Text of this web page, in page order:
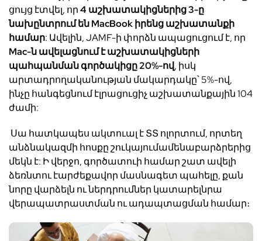
ցույց էտվել, որ4 աշխատակիցներից3-ը
նախընտրում ենMacBookիրենցաշխատանքի
համար: Ավելին, JAMF-ի փորձն ապացուցումէ, որ
Mac-նավելացնումէաշխատակիցների
պահպանման գործակիցը20%-ով, իսկ
արտադրողականության մակարդակը՝5%-ով,
ինչը հանգեցնումէլրացուցիչաշխատանքային104
ժամի:
Սա հատկապես ակտուալ էՏՏ ոլորտում, որտեղ
անձնակազմի հոսքըշուկայումամենաբարձրերից
մեկն է: Իվերջո, գործատուի համարշատ ավելի
ձեռնտուէարժեքավոր մասնագետ պահելը, քան
նորը վարձելն ուներդրումներ կատարելնրա
վերապատրաստման ուադապտացման համար։